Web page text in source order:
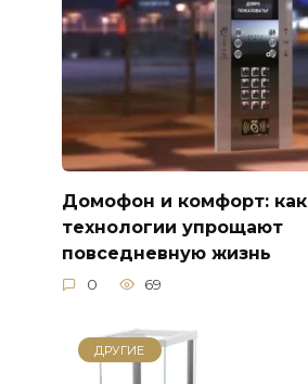
Домофон и комфорт: как
технологии упрощают
повседневную жизнь
0 69
ДРУГИЕ